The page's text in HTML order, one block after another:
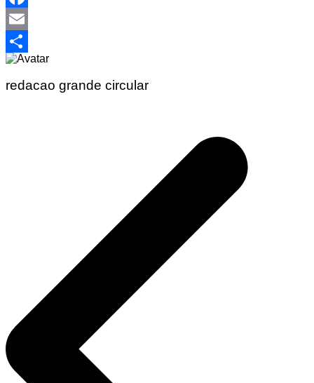
Facebook
Email
Share
redacao grande circular